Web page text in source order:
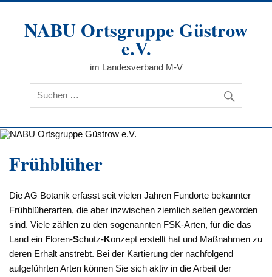
Zum
springenNABU Ortsgruppe Güstrow
e.V.
im Landesverband M-V
Frühblüher
Die AG Botanik erfasst seit vielen Jahren Fundorte bekannter
Frühblüherarten, die aber inzwischen ziemlich selten geworden
sind. Viele zählen zu den sogenannten FSK-Arten, für die das
Land ein Floren-Schutz-Konzept erstellt hat und Maßnahmen zu
deren Erhalt anstrebt. Bei der Kartierung der nachfolgend
aufgeführten Arten können Sie sich aktiv in die Arbeit der